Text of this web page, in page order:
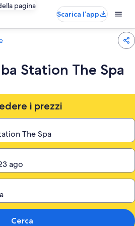
pagina
Scarica l’app
Station The Spa
i prezzi
Cerca